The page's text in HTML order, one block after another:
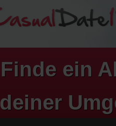
Finde ein
deiner